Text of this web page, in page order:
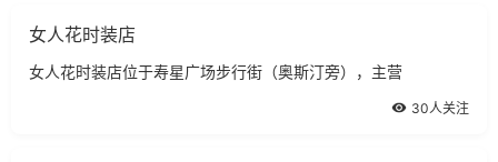
女人花时装店
女人花时装店位于寿星广场步行街（奥斯汀旁），主营
30人关注